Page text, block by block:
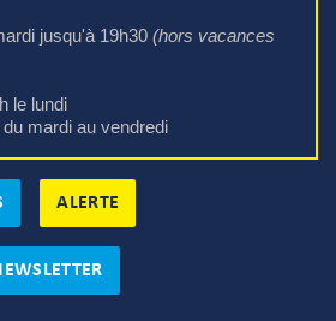
jusqu'à 19h30 (hors vacances
le lundi
mardi au vendredi
ALERTE